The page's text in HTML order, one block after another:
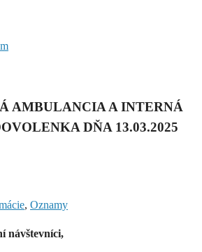
AMBULANCIA A INTERNÁ
DŇA 13.03.2025
, Oznamy
návštevníci,